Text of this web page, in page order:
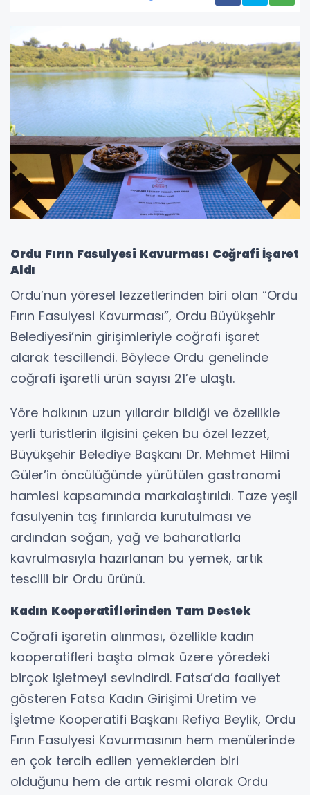
Ordu Fırın Fasulyesi Kavurması Coğrafi İşaret
Aldı
Ordu’nun yöresel lezzetlerinden biri olan “Ordu
Fırın Fasulyesi Kavurması”, Ordu Büyükşehir
Belediyesi’nin girişimleriyle coğrafi işaret
alarak tescillendi. Böylece Ordu genelinde
coğrafi işaretli ürün sayısı 21’e ulaştı.
Yöre halkının uzun yıllardır bildiği ve özellikle
yerli turistlerin ilgisini çeken bu özel lezzet,
Büyükşehir Belediye Başkanı Dr. Mehmet Hilmi
Güler’in öncülüğünde yürütülen gastronomi
hamlesi kapsamında markalaştırıldı. Taze yeşil
fasulyenin taş fırınlarda kurutulması ve
ardından soğan, yağ ve baharatlarla
kavrulmasıyla hazırlanan bu yemek, artık
tescilli bir Ordu ürünü.
Kadın Kooperatiflerinden Tam Destek
Coğrafi işaretin alınması, özellikle kadın
kooperatifleri başta olmak üzere yöredeki
birçok işletmeyi sevindirdi. Fatsa’da faaliyet
gösteren Fatsa Kadın Girişimi Üretim ve
İşletme Kooperatifi Başkanı Refiya Beylik, Ordu
Fırın Fasulyesi Kavurmasının hem menülerinde
en çok tercih edilen yemeklerden biri
olduğunu hem de artık resmi olarak Ordu